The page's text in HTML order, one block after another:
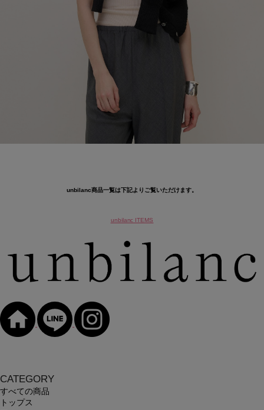
unbilanc商品一覧は下記よりご覧いただけます。
unbilanc ITEMS
CATEGORY
すべての商品
トップス